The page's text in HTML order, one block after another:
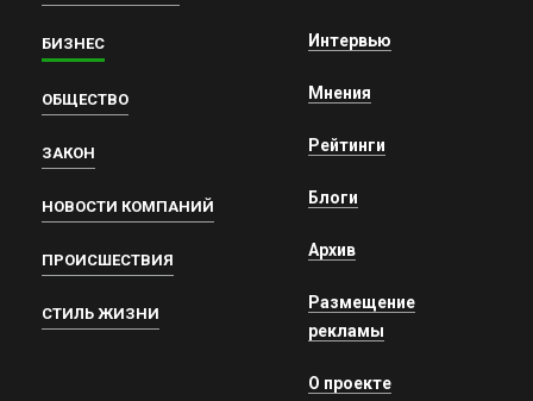
БИЗНЕС
ОБЩЕСТВО
ЗАКОН
НОВОСТИ КОМПАНИЙ
ПРОИСШЕСТВИЯ
СТИЛЬ ЖИЗНИ
Интервью
Мнения
Рейтинги
Блоги
Архив
Размещение
рекламы
О проекте